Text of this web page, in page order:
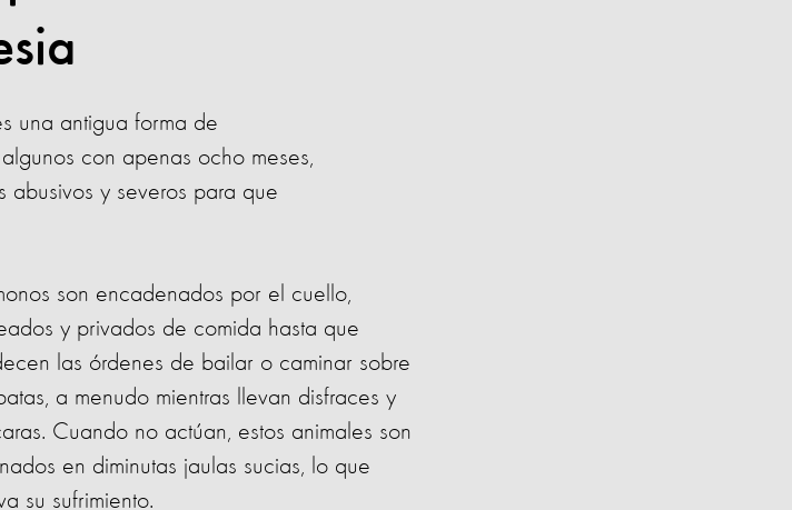
una antigua forma de
con apenas ocho meses,
abusivos y severos para que
son encadenados por el cuello,
y privados de comida hasta que
las órdenes de bailar o caminar sobre
a menudo mientras llevan disfraces y
Cuando no actúan, estos animales son
en diminutas jaulas sucias, lo que
su sufrimiento.